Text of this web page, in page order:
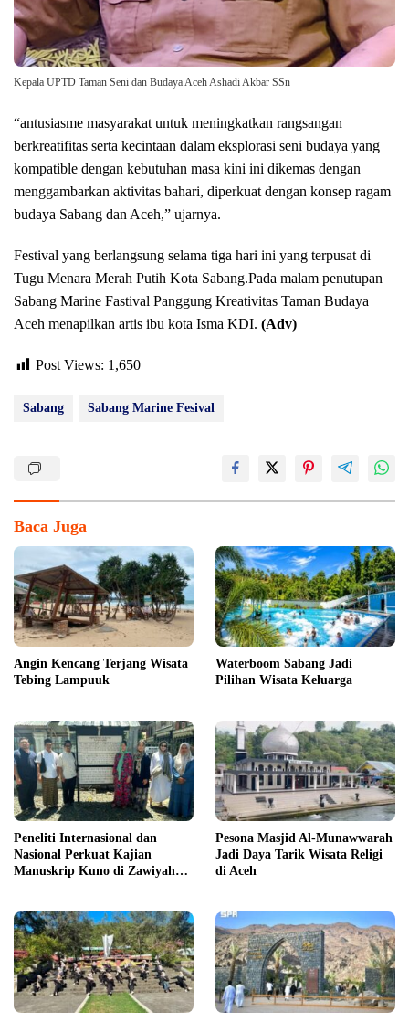
Kepala UPTD Taman Seni dan Budaya Aceh Ashadi Akbar SSn
“antusiasme masyarakat untuk meningkatkan rangsangan
berkreatifitas serta kecintaan dalam eksplorasi seni budaya yang
kompatible dengan kebutuhan masa kini ini dikemas dengan
menggambarkan aktivitas bahari, diperkuat dengan konsep ragam
budaya Sabang dan Aceh,” ujarnya.
Festival yang berlangsung selama tiga hari ini yang terpusat di
Tugu Menara Merah Putih Kota Sabang.Pada malam penutupan
Sabang Marine Fastival Panggung Kreativitas Taman Budaya
Aceh menapilkan artis ibu kota Isma KDI. (Adv)
Post Views: 1,650
Sabang Sabang Marine Fesival
Baca Juga
Angin Kencang Terjang Wisata
Tebing Lampuuk
Waterboom Sabang Jadi
Pilihan Wisata Keluarga
Peneliti Internasional dan
Nasional Perkuat Kajian
Manuskrip Kuno di Zawiyah
Pesona Masjid Al-Munawwarah
Jadi Daya Tarik Wisata Religi
di Aceh